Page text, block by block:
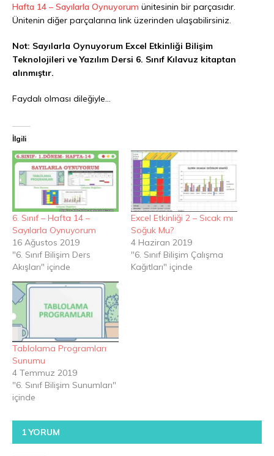
Hafta 14 – Sayılarla Oynuyorum ünitesinin bir parçasıdır.
Ünitenin diğer parçalarına link üzerinden ulaşabilirsiniz.
Not: Sayılarla Oynuyorum Excel Etkinliği Bilişim
Teknolojileri ve Yazılım Dersi 6. Sınıf Kılavuz kitaptan
alınmıştır.
Faydalı olması dileğiyle…
İlgili
6. Sınıf – Hafta 14 –
Sayılarla Oynuyorum
16 Ağustos 2019
"6. Sınıf Bilişim Ders
Akışları" içinde
Excel Etkinliği 2 – Sıcak mı
Soğuk Mu?
4 Haziran 2019
"6. Sınıf Bilişim Çalışma
Kağıtları" içinde
Tablolama Programları
Sunumu
4 Temmuz 2019
"6. Sınıf Bilişim Sunumları"
içinde
1 YORUM